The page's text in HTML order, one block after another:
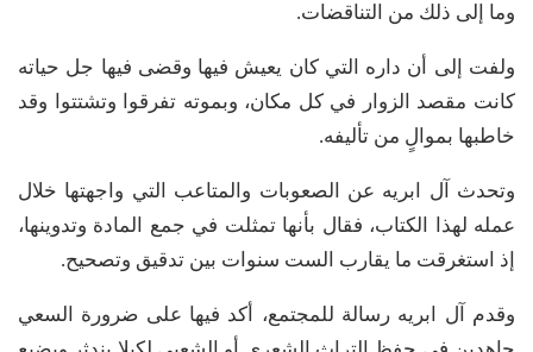
وما إلى ذلك من التناقضات.
ولفت إلى أن داره التي كان يعيش فيها وقضى فيها جل حياته
كانت مقصد الزوار في كل مكان، وبموته تفرقوا وتشتتوا وقد
خاطبها بموالٍ من تأليفه.
وتحدث آل ابريه عن الصعوبات والمتاعب التي واجهتها خلال
عمله لهذا الكتاب، فقال بأنها تمثلت في جمع المادة وتدوينها،
إذ استغرقت ما يقارب الست سنوات بين تدقيق وتصحيح.
وقدم آل ابريه رسالة للمجتمع، أكد فيها على ضرورة السعي